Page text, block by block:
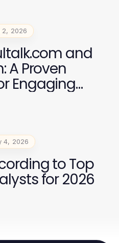
2, 2026
and
A Proven
Engaging
4, 2026
to Top
for 2026